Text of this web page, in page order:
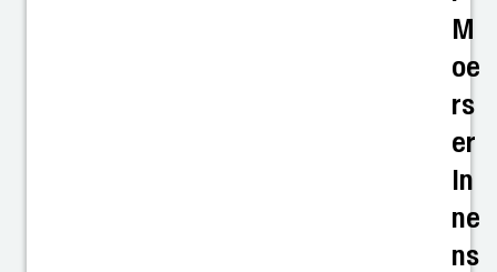
M
oe
rs
er
In
ne
ns